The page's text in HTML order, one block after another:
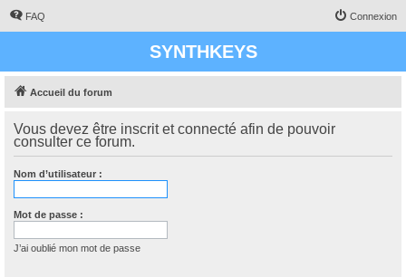
FAQ Connexion
SYNTHKEYS
Accueil du forum
Vous devez être inscrit et connecté afin de pouvoir
consulter ce forum.
Nom d’utilisateur :
Mot de passe :
J’ai oublié mon mot de passe